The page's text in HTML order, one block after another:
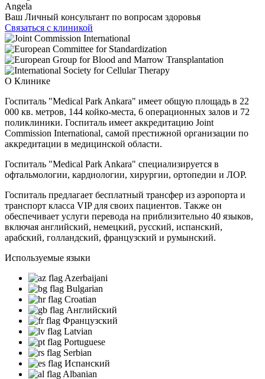
Angela
Ваш Личный консультант по вопросам здоровья
Связаться с клиникой
О Клинике
Госпиталь "Medical Park Ankara" имеет общую площадь в 22
000 кв. метров, 144 койко-места, 6 операционных залов и 72
поликлиники. Госпиталь имеет аккредитацию Joint
Commission International, самой престижной организации по
аккредитации в медицинской области.
Госпиталь "Medical Park Ankara" специализируется в
офтальмологии, кардиологии, хирургии, ортопедии и ЛОР.
Госпиталь предлагает бесплатный трансфер из аэропорта и
транспорт класса VIP для своих пациентов. Также он
обеспечивает услуги перевода на приблизительно 40 языков,
включая английский, немецкий, русский, испанский,
арабский, голландский, французский и румынский.
Используемые языки
Azerbaijani
Bulgarian
Croatian
Английский
Французский
Latvian
Portuguese
Serbian
Испанский
Albanian